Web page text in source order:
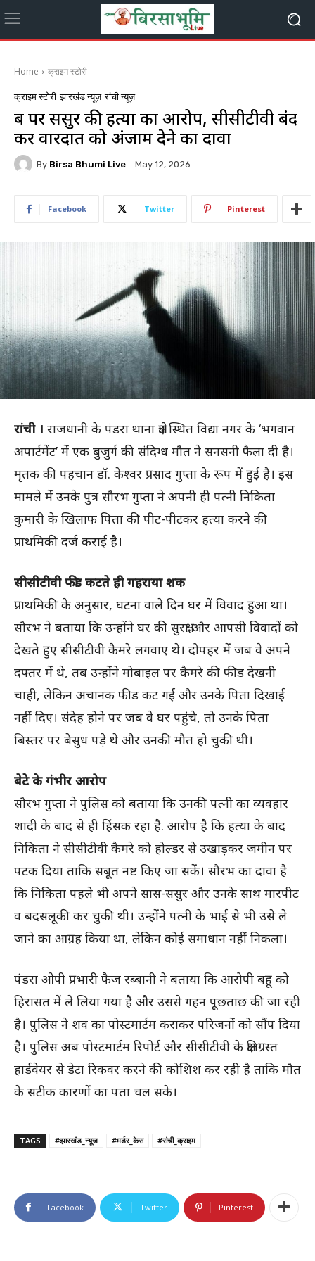
Home क्राइम स्टोरी
क्राइम स्टोरी झारखंड न्यूज़ रांची न्यूज़
बहू पर ससुर की हत्या का आरोप, सीसीटीवी बंद
कर वारदात को अंजाम देने का दावा
By Birsa Bhumi Live May 12, 2026
Facebook Twitter Pinterest
रांची । राजधानी के पंडरा थाना क्षेत्र स्थित विद्या नगर के ‘भगवान
अपार्टमेंट’ में एक बुजुर्ग की संदिग्ध मौत ने सनसनी फैला दी है।
मृतक की पहचान डॉ. केश्वर प्रसाद गुप्ता के रूप में हुई है। इस
मामले में उनके पुत्र सौरभ गुप्ता ने अपनी ही पत्नी निकिता
कुमारी के खिलाफ पिता की पीट-पीटकर हत्या करने की
प्राथमिकी दर्ज कराई है।
सीसीटीवी फीड कटते ही गहराया शक
प्राथमिकी के अनुसार, घटना वाले दिन घर में विवाद हुआ था।
सौरभ ने बताया कि उन्होंने घर की सुरक्षा और आपसी विवादों को
देखते हुए सीसीटीवी कैमरे लगवाए थे। दोपहर में जब वे अपने
दफ्तर में थे, तब उन्होंने मोबाइल पर कैमरे की फीड देखनी
चाही, लेकिन अचानक फीड कट गई और उनके पिता दिखाई
नहीं दिए। संदेह होने पर जब वे घर पहुंचे, तो उनके पिता
बिस्तर पर बेसुध पड़े थे और उनकी मौत हो चुकी थी।
बेटे के गंभीर आरोप
सौरभ गुप्ता ने पुलिस को बताया कि उनकी पत्नी का व्यवहार
शादी के बाद से ही हिंसक रहा है. आरोप है कि हत्या के बाद
निकिता ने सीसीटीवी कैमरे को होल्डर से उखाड़कर जमीन पर
पटक दिया ताकि सबूत नष्ट किए जा सकें। सौरभ का दावा है
कि निकिता पहले भी अपने सास-ससुर और उनके साथ मारपीट
व बदसलूकी कर चुकी थी। उन्होंने पत्नी के भाई से भी उसे ले
जाने का आग्रह किया था, लेकिन कोई समाधान नहीं निकला।
पंडरा ओपी प्रभारी फैज रब्बानी ने बताया कि आरोपी बहू को
हिरासत में ले लिया गया है और उससे गहन पूछताछ की जा रही
है। पुलिस ने शव का पोस्टमार्टम कराकर परिजनों को सौंप दिया
है। पुलिस अब पोस्टमार्टम रिपोर्ट और सीसीटीवी के क्षतिग्रस्त
हार्डवेयर से डेटा रिकवर करने की कोशिश कर रही है ताकि मौत
के सटीक कारणों का पता चल सके।
TAGS #झारखंड_न्यूज #मर्डर_केस #रांची_क्राइम
Facebook Twitter Pinterest